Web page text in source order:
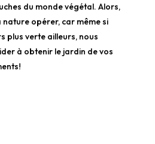
du monde végétal. Alors,
nature opérer, car même si
plus verte ailleurs, nous
à obtenir le jardin de vos